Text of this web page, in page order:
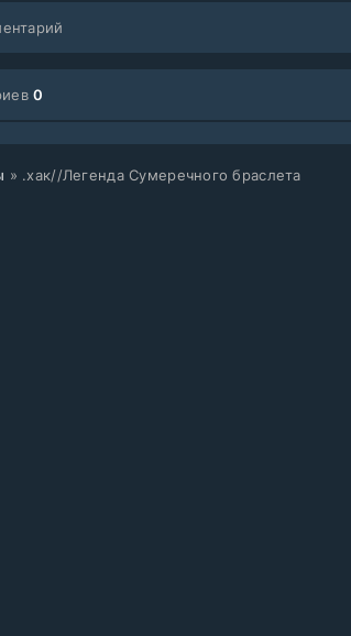
0
» .хак//Легенда Сумеречного браслета